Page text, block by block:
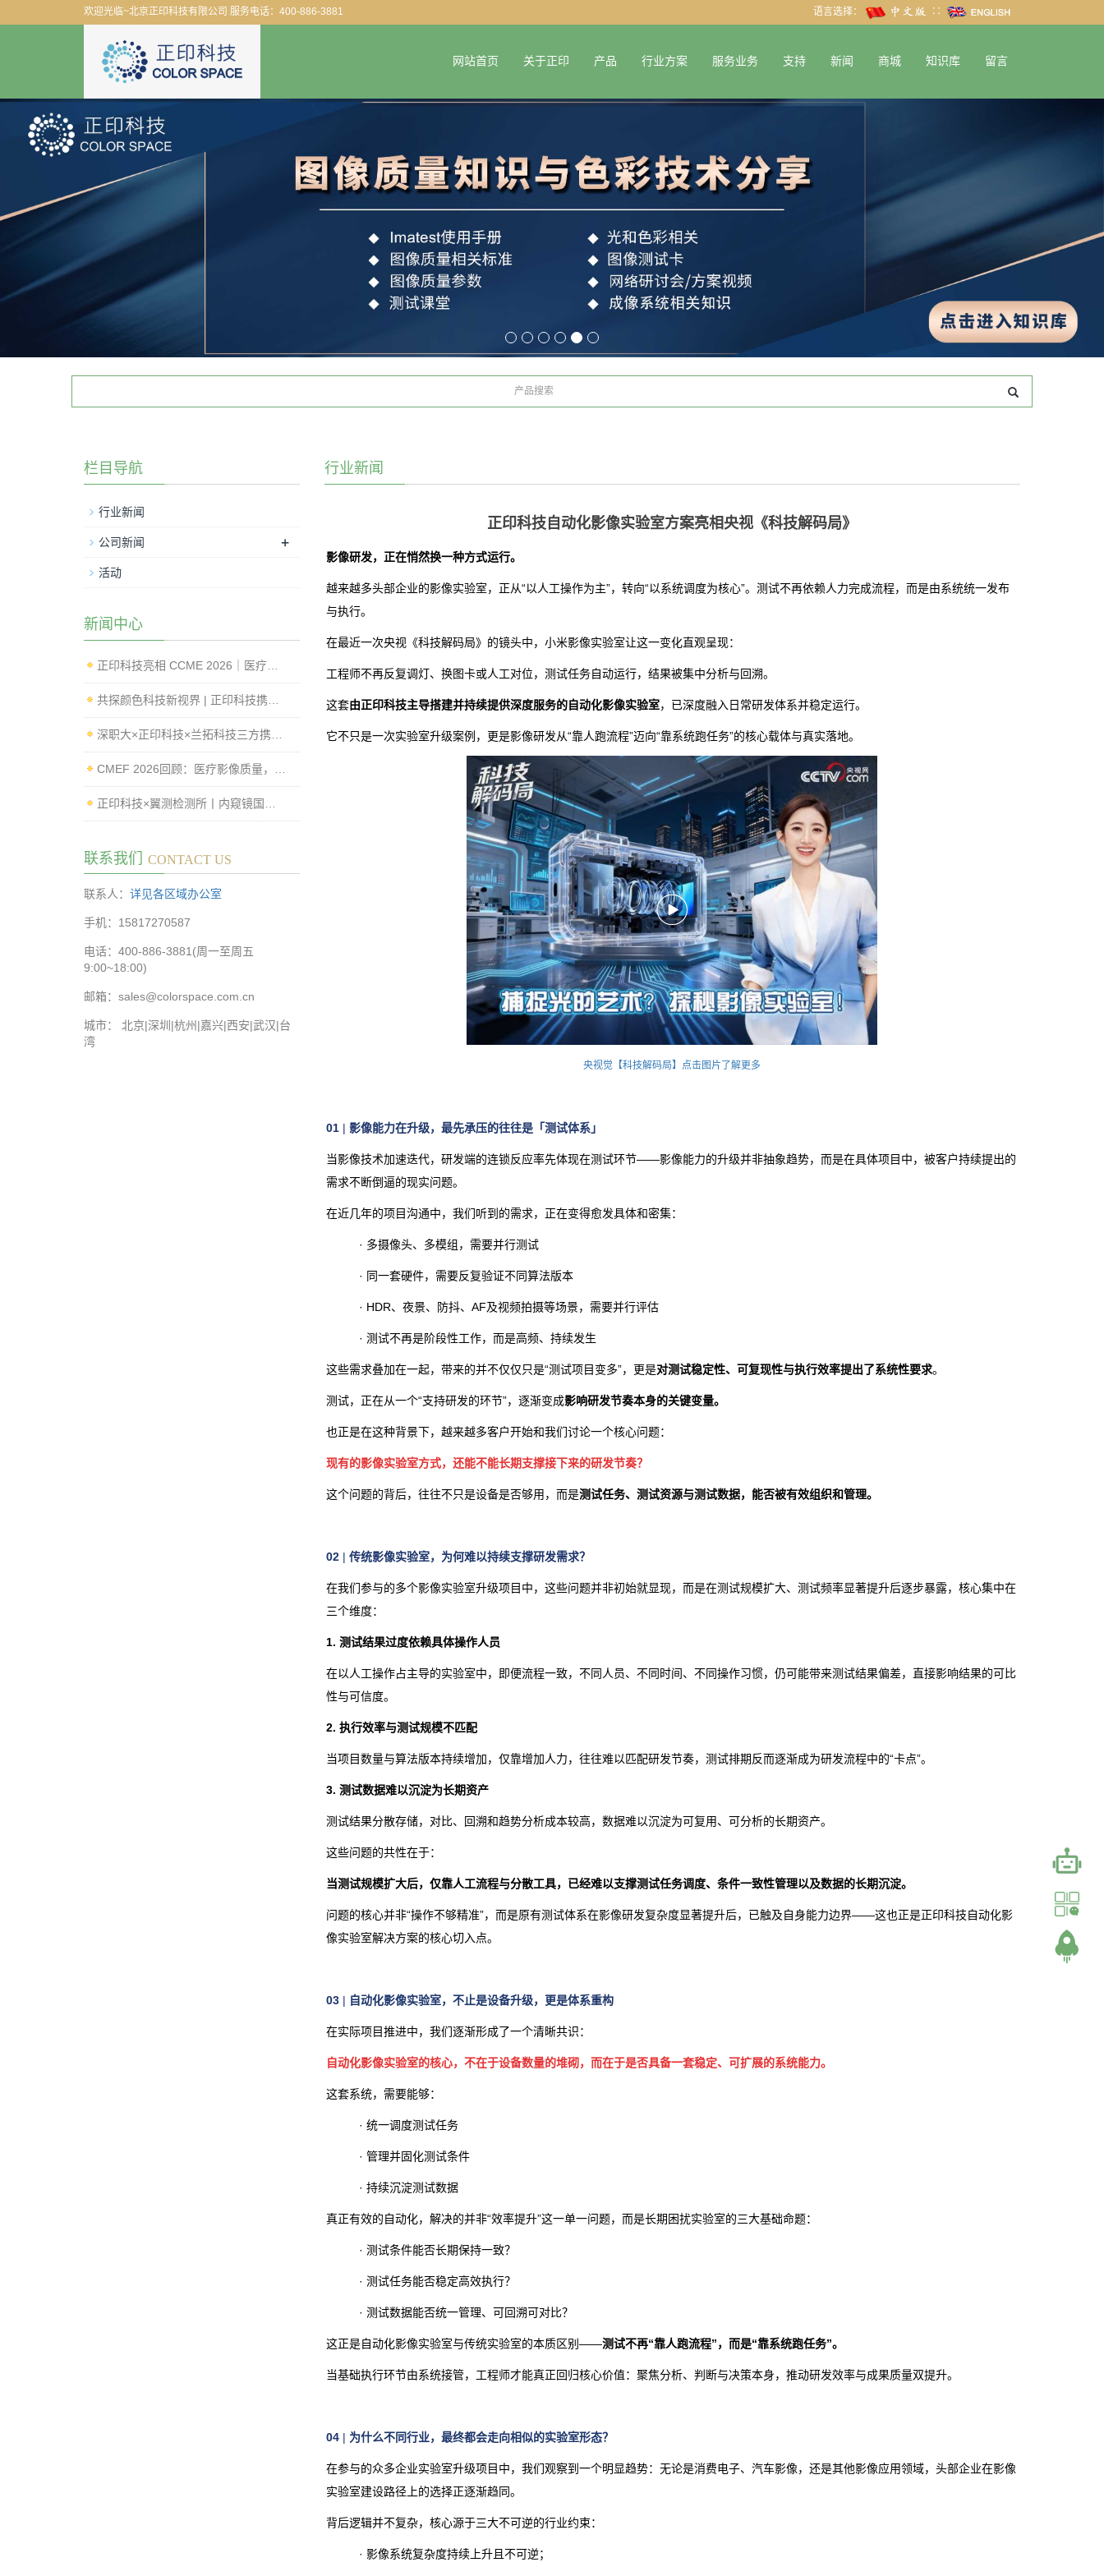
欢迎光临~北京正印科技有限公司 服务电话：400-886-3881 语言选择： ∷
网站首页 关于正印 产品 行业方案 服务业务 支持 新闻 商城 知识库 留言
行业新闻
正印科技自动化影像实验室方案亮相央视《科技解码局》
影像研发，正在悄然换一种方式运行。
越来越多头部企业的影像实验室，正从“以人工操作为主”，转向“以系统调度为核心”。测试不再依赖人力完成流程，而是由系统统一发布
与执行。
在最近一次央视《科技解码局》的镜头中，小米影像实验室让这一变化直观呈现：
工程师不再反复调灯、换图卡或人工对位，测试任务自动运行，结果被集中分析与回溯。
这套由正印科技主导搭建并持续提供深度服务的自动化影像实验室，已深度融入日常研发体系并稳定运行。
它不只是一次实验室升级案例，更是影像研发从“靠人跑流程”迈向“靠系统跑任务”的核心载体与真实落地。
央视觉【科技解码局】点击图片了解更多
01| 影像能力在升级， 最先承压的往往是「测试体系」
当影像技术加速迭代，研发端的连锁反应率先体现在测试环节——影像能力的升级并非抽象趋势，而是在具体项目中，被客户持续提出的
需求不断倒逼的现实问题。
在近几年的项目沟通中，我们听到的需求，正在变得愈发具体和密集：
· 多摄像头、多模组，需要并行测试
· 同一套硬件，需要反复验证不同算法版本
· HDR、夜景、防抖、AF及视频拍摄等场景，需要并行评估
· 测试不再是阶段性工作，而是高频、持续发生
这些需求叠加在一起，带来的并不仅仅只是“测试项目变多”，更是对测试稳定性、可复现性与执行效率提出了系统性要求。
测试，正在从一个“支持研发的环节”，逐渐变成影响研发节奏本身的关键变量。
也正是在这种背景下，越来越多客户开始和我们讨论一个核心问题：
现有的影像实验室方式，还能不能长期支撑接下来的研发节奏？
这个问题的背后，往往不只是设备是否够用，而是测试任务、测试资源与测试数据，能否被有效组织和管理。
02| 传统影像实验室， 为何难以持续支撑研发需求？
在我们参与的多个影像实验室升级项目中，这些问题并非初始就显现，而是在测试规模扩大、测试频率显著提升后逐步暴露，核心集中在
三个维度：
1. 测试结果过度依赖具体操作人员
在以人工操作占主导的实验室中，即便流程一致，不同人员、不同时间、不同操作习惯，仍可能带来测试结果偏差，直接影响结果的可比
性与可信度。
2. 执行效率与测试规模不匹配
当项目数量与算法版本持续增加，仅靠增加人力，往往难以匹配研发节奏，测试排期反而逐渐成为研发流程中的“卡点”。
3. 测试数据难以沉淀为长期资产
测试结果分散存储，对比、回溯和趋势分析成本较高，数据难以沉淀为可复用、可分析的长期资产。
这些问题的共性在于：
当测试规模扩大后，仅靠人工流程与分散工具，已经难以支撑测试任务调度、条件一致性管理以及数据的长期沉淀。
问题的核心并非“操作不够精准”，而是原有测试体系在影像研发复杂度显著提升后，已触及自身能力边界——这也正是正印科技自动化影
像实验室解决方案的核心切入点。
03| 自动化影像实验室， 不止是设备升级，更是体系重构
在实际项目推进中，我们逐渐形成了一个清晰共识：
自动化影像实验室的核心，不在于设备数量的堆砌，而在于是否具备一套稳定、可扩展的系统能力。
这套系统，需要能够：
· 统一调度测试任务
· 管理并固化测试条件
· 持续沉淀测试数据
真正有效的自动化，解决的并非“效率提升”这一单一问题，而是长期困扰实验室的三大基础命题：
· 测试条件能否长期保持一致？
· 测试任务能否稳定高效执行？
· 测试数据能否统一管理、可回溯可对比？
这正是自动化影像实验室与传统实验室的本质区别——测试不再“靠人跑流程”，而是“靠系统跑任务”。
当基础执行环节由系统接管，工程师才能真正回归核心价值：聚焦分析、判断与决策本身，推动研发效率与成果质量双提升。
04| 为什么不同行业，最终都会走向相似的实验室形态？
在参与的众多企业实验室升级项目中，我们观察到一个明显趋势：无论是消费电子、汽车影像，还是其他影像应用领域，头部企业在影像
实验室建设路径上的选择正逐渐趋同。
背后逻辑并不复杂，核心源于三大不可逆的行业约束：
· 影像系统复杂度持续上升且不可逆；
栏目导航
行业新闻
公司新闻 +
活动
新闻中心
联系我们 CONTACT US
联系人： 详见各区域办公室
手机：15817270587
电话：400-886-3881(周一至周五
9:00~18:00)
邮箱：sales@colorspace.com.cn
城市： 北京|深圳|杭州|嘉兴|西安|武汉|台
湾